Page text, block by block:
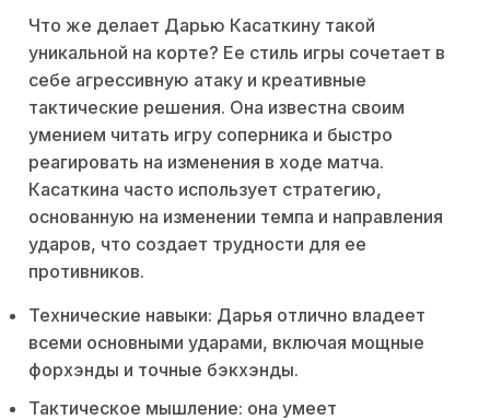
Что же делает Дарью Касаткину такой
уникальной на корте? Ее стиль игры сочетает в
себе агрессивную атаку и креативные
тактические решения. Она известна своим
умением читать игру соперника и быстро
реагировать на изменения в ходе матча.
Касаткина часто использует стратегию,
основанную на изменении темпа и направления
ударов, что создает трудности для ее
противников.
Технические навыки: Дарья отлично владеет
всеми основными ударами, включая мощные
форхэнды и точные бэкхэнды.
Тактическое мышление: она умеет